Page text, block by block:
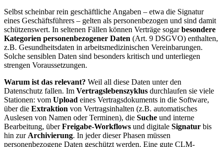
Selbst scheinbar rein geschäftliche Angaben – etwa die Signatur
eines Geschäftsführers – gelten als personenbezogen und sind damit
schützenswert. In seltenen Fällen können Verträge sogarbesondere
Kategorien personenbezogener Daten (Art. 9 DSGVO) enthalten,
z.B. Gesundheitsdaten in arbeitsmedizinischen Vereinbarungen.
Solche sensiblen Daten sind besonders kritisch und unterliegen
strengen Voraussetzungen.
Warum ist das relevant? Weil all diese Daten unter den
Datenschutz fallen. Im Vertragslebenszyklus durchlaufen sie viele
Stationen: vom Upload eines Vertragsdokuments in die Software,
über die Extraktion von Vertragsinhalten (z.B. automatisches
Auslesen von Namen oder Terminen), die Suche und interne
Bearbeitung, überFreigabe-Workflows und digitale Signatur bis
hin zur Archivierung. In jeder dieser Phasen müssen
personenbezogene Daten geschützt werden. Eine gute CLM-